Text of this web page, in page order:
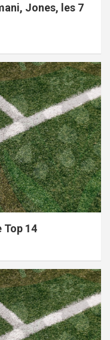
Jones, les 7
Top 14